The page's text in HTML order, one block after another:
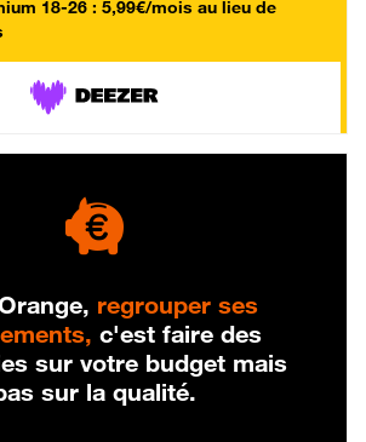
18-26 : 5,99€/mois au lieu de
regrouper ses
c'est faire des
sur votre budget mais
sur la qualité.